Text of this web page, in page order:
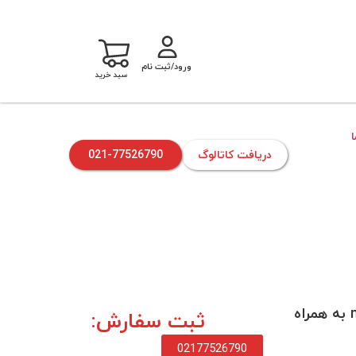
ورود/ثبت نام
سبد خرید
دریافت کاتالوگ 021-77526790
ست جاروشارژی moment به همراه ثبت سفارش:
02177526790